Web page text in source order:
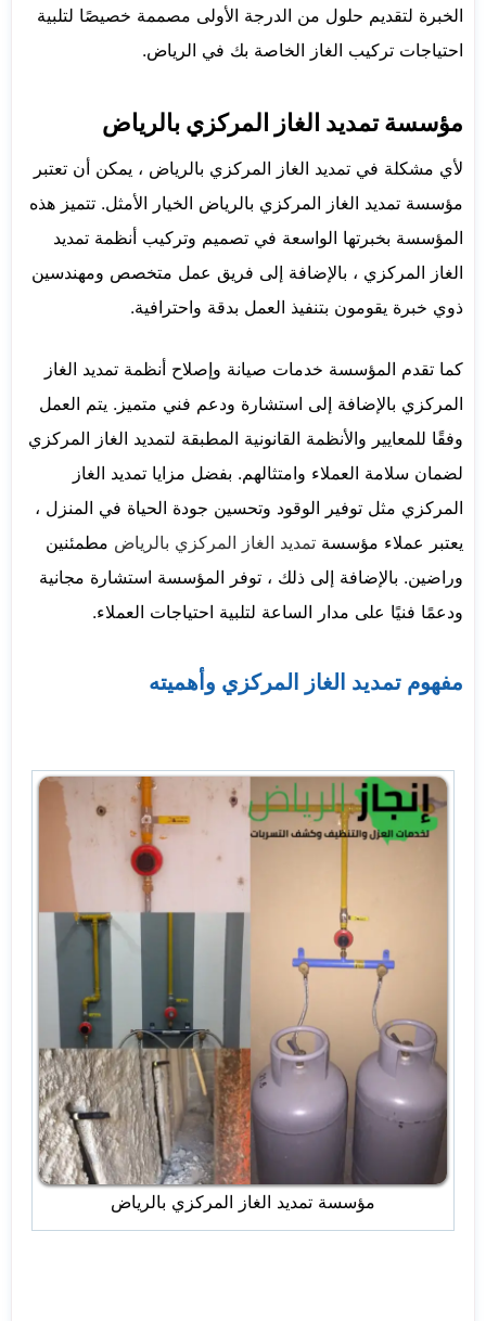
الخبرة لتقديم حلول من الدرجة الأولى مصممة خصيصًا لتلبية
احتياجات تركيب الغاز الخاصة بك في الرياض.
مؤسسة تمديد الغاز المركزي بالرياض
لأي مشكلة في تمديد الغاز المركزي بالرياض ، يمكن أن تعتبر
مؤسسة تمديد الغاز المركزي بالرياض الخيار الأمثل. تتميز هذه
المؤسسة بخبرتها الواسعة في تصميم وتركيب أنظمة تمديد
الغاز المركزي ، بالإضافة إلى فريق عمل متخصص ومهندسين
ذوي خبرة يقومون بتنفيذ العمل بدقة واحترافية.
كما تقدم المؤسسة خدمات صيانة وإصلاح أنظمة تمديد الغاز
المركزي بالإضافة إلى استشارة ودعم فني متميز. يتم العمل
وفقًا للمعايير والأنظمة القانونية المطبقة لتمديد الغاز المركزي
لضمان سلامة العملاء وامتثالهم. بفضل مزايا تمديد الغاز
المركزي مثل توفير الوقود وتحسين جودة الحياة في المنزل ،
يعتبر عملاء مؤسسة تمديد الغاز المركزي بالرياض مطمئنين
وراضين. بالإضافة إلى ذلك ، توفر المؤسسة استشارة مجانية
ودعمًا فنيًا على مدار الساعة لتلبية احتياجات العملاء.
مفهوم تمديد الغاز المركزي وأهميته
مؤسسة تمديد الغاز المركزي بالرياض